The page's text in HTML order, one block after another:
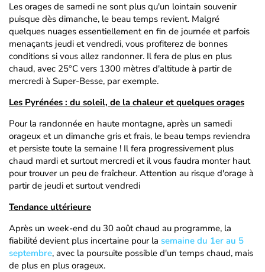
Les orages de samedi ne sont plus qu'un lointain souvenir
puisque dès dimanche, le beau temps revient. Malgré
quelques nuages essentiellement en fin de journée et parfois
menaçants jeudi et vendredi, vous profiterez de bonnes
conditions si vous allez randonner. Il fera de plus en plus
chaud, avec 25°C vers 1300 mètres d'altitude à partir de
mercredi à Super-Besse, par exemple.
Les Pyrénées : du soleil, de la chaleur et quelques orages
Pour la randonnée en haute montagne, après un samedi
orageux et un dimanche gris et frais, le beau temps reviendra
et persiste toute la semaine ! Il fera progressivement plus
chaud mardi et surtout mercredi et il vous faudra monter haut
pour trouver un peu de fraîcheur. Attention au risque d'orage à
partir de jeudi et surtout vendredi
Tendance ultérieure
Après un week-end du 30 août chaud au programme, la
fiabilité devient plus incertaine pour la semaine du 1er au 5
septembre, avec la poursuite possible d'un temps chaud, mais
de plus en plus orageux.